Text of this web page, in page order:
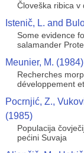
Človeška ribica v
Istenič, L. and
Some evidence
salamander
Meunier, M. (1984)
Recherches
développement
Pocrnjić, Z.,
(1985)
Populacija
pećini Suvaja